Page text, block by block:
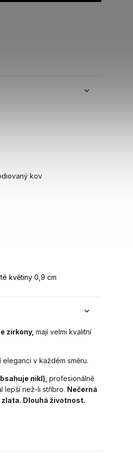
zirkony,mají velmi kvalitní
v každém směru.
nikl),profesionálně
lepší než-li stříbro. Nečerná
Dlouhá životnost.
kov
květiny 0,9 cm